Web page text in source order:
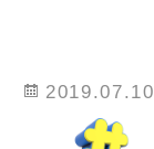
2019.07.10